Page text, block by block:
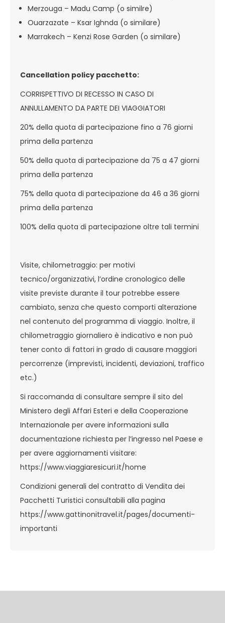
Merzouga – Madu Camp (o similre)
Ouarzazate – Ksar Ighnda (o similare)
Marrakech – Kenzi Rose Garden (o similare)
Cancellation policy pacchetto:
CORRISPETTIVO DI RECESSO IN CASO DI
ANNULLAMENTO DA PARTE DEI VIAGGIATORI
20% della quota di partecipazione fino a 76 giorni
prima della partenza
50% della quota di partecipazione da 75 a 47 giorni
prima della partenza
75% della quota di partecipazione da 46 a 36 giorni
prima della partenza
100% della quota di partecipazione oltre tali termini
Visite, chilometraggio: per motivi
tecnico/organizzativi, l’ordine cronologico delle
visite previste durante il tour potrebbe essere
cambiato, senza che questo comporti alterazione
nel contenuto del programma di viaggio. Inoltre, il
chilometraggio giornaliero è indicativo e non può
tener conto di fattori in grado di causare maggiori
percorrenze (imprevisti, incidenti, deviazioni, traffico
etc.)
Si raccomanda di consultare sempre il sito del
Ministero degli Affari Esteri e della Cooperazione
Internazionale per avere informazioni sulla
documentazione richiesta per l’ingresso nel Paese e
per avere aggiornamenti visitare:
https://www.viaggiaresicuri.it/home
Condizioni generali del contratto di Vendita dei
Pacchetti Turistici consultabili alla pagina
https://www.gattinonitravel.it/pages/documenti-
importanti